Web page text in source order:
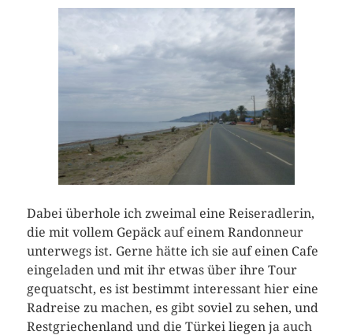
Dabei überhole ich zweimal eine Reiseradlerin,
die mit vollem Gepäck auf einem Randonneur
unterwegs ist. Gerne hätte ich sie auf einen Cafe
eingeladen und mit ihr etwas über ihre Tour
gequatscht, es ist bestimmt interessant hier eine
Radreise zu machen, es gibt soviel zu sehen, und
Restgriechenland und die Türkei liegen ja auch